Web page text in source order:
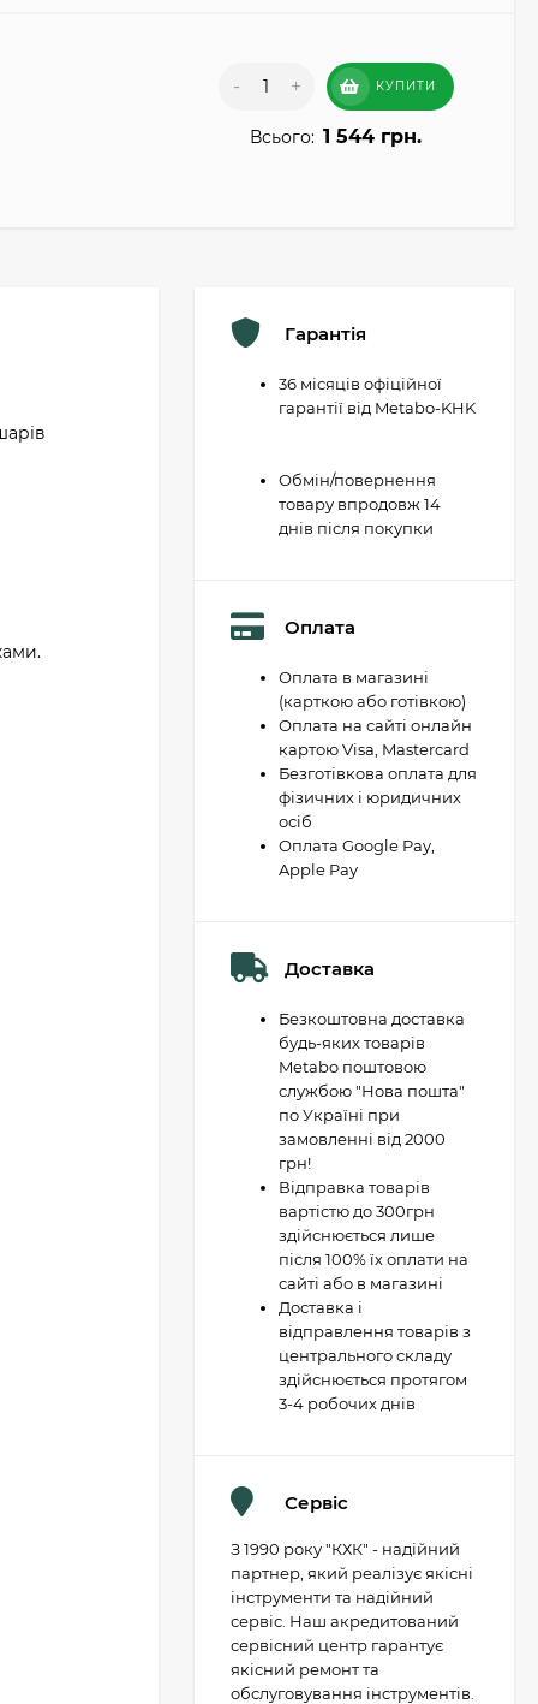
- + КУПИТИ
Всього: 1 544 грн.
Гарантія
36 місяців офіційної
гарантії від Metabo-KHK
Обмін/повернення
товару впродовж 14
днів після покупки
Оплата
Оплата в магазині
(карткою або готівкою)
Оплата на сайті онлайн
картою Visa, Mastercard
Безготівкова оплата для
фізичних і юридичних
осіб
Оплата Google Pay,
Apple Pay
Доставка
Безкоштовна доставка
будь-яких товарів
Metabo поштовою
службою "Нова пошта"
по Україні при
замовленні від 2000
грн!
Відправка товарів
вартістю до 300грн
здійснюється лише
після 100% їх оплати на
сайті або в магазині
Доставка і
відправлення товарів з
центрального складу
здійснюється протягом
3-4 робочих днів
Сервіс
З 1990 року "КХК" - надійний
партнер, який реалізує якісні
інструменти та надійний
сервіс. Наш акредитований
сервісний центр гарантує
якісний ремонт та
обслуговування інструментів.